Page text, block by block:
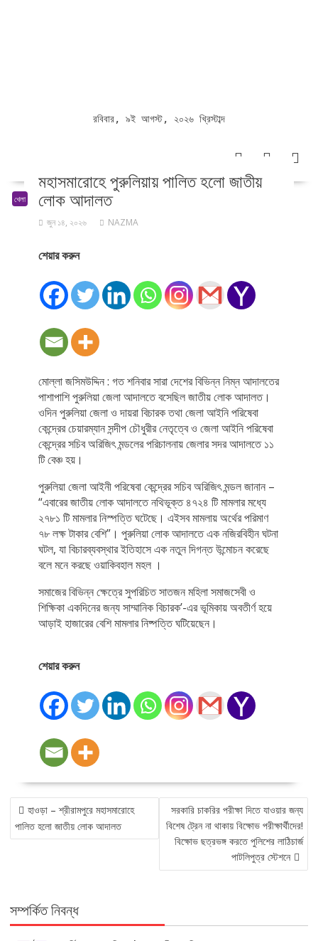
রবিবার, ৯ই আগস্ট, ২০২৬ খ্রিস্টাব্দ
খেলা
মহাসমারোহে পুরুলিয়ায় পালিত হলো জাতীয়
লোক আদালত
জুন ১৪, ২০২৬ NAZMA
শেয়ার করুন
মোল্লা জসিমউদ্দিন : গত শনিবার সারা দেশের বিভিন্ন নিম্ন আদালতের
পাশাপাশি পুরুলিয়া জেলা আদালতে বসেছিল জাতীয় লোক আদালত।
ওদিন পুরুলিয়া জেলা ও দায়রা বিচারক তথা জেলা আইনি পরিষেবা
কেন্দ্রের চেয়ারম্যান সন্দীপ চৌধুরীর নেতৃত্বে ও জেলা আইনি পরিষেবা
কেন্দ্রের সচিব অরিজিৎ মন্ডলের পরিচালনায় জেলার সদর আদালতে ১১
টি বেঞ্চ হয়।
পুরুলিয়া জেলা আইনী পরিষেবা কেন্দ্রের সচিব অরিজিৎ মন্ডল জানান –
“এবারের জাতীয় লোক আদালতে নথিভূক্ত ৪৭২৪ টি মামলার মধ্যে
২৭৮১ টি মামলার নিস্পত্তি ঘটেছে। এইসব মামলায় অর্থের পরিমাণ
৭৮ লক্ষ টাকার বেশি”। পুরুলিয়া লোক আদালতে এক নজিরবিহীন ঘটনা
ঘটল, যা বিচারব্যবস্থার ইতিহাসে এক নতুন দিগন্ত উন্মোচন করেছে
বলে মনে করছে ওয়াকিবহাল মহল ।
সমাজের বিভিন্ন ক্ষেত্রে সুপরিচিত সাতজন মহিলা সমাজসেবী ও
শিক্ষিকা একদিনের জন্য সাম্মানিক বিচারক’-এর ভূমিকায় অবতীর্ণ হয়ে
আড়াই হাজারের বেশি মামলার নিষ্পত্তি ঘটিয়েছেন।
শেয়ার করুন
POST
NAVIGATION
হাওড়া – শ্রীরামপুরে মহাসমারোহে
পালিত হলো জাতীয় লোক আদালত
সরকারি চাকরির পরীক্ষা দিতে যাওয়ার জন্য
বিশেষ ট্রেন না থাকায় বিক্ষোভ পরীক্ষার্থীদের!
বিক্ষোভ ছত্রভঙ্গ করতে পুলিশের লাঠিচার্জ
পাটলিপুত্র স্টেশনে
সম্পর্কিত নিবন্ধ